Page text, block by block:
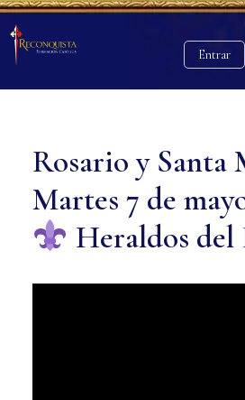
Entrar
Rosario y Santa
Martes 7 de
Heraldos del